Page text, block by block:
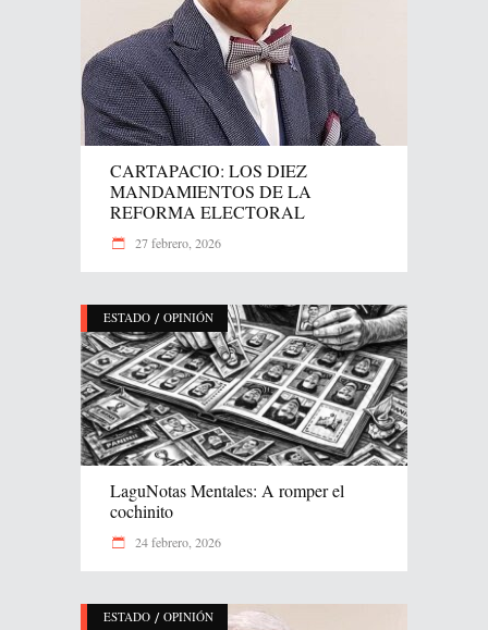
CARTAPACIO: LOS DIEZ
MANDAMIENTOS DE LA
REFORMA ELECTORAL
27 febrero, 2026
ESTADO / OPINIÓN
LaguNotas Mentales: A romper el
cochinito
24 febrero, 2026
ESTADO / OPINIÓN